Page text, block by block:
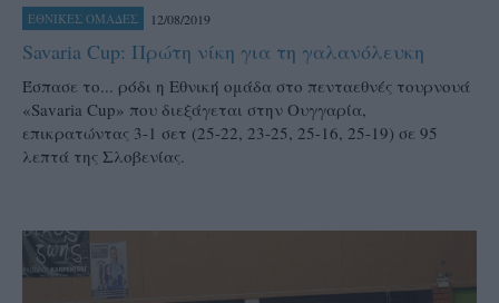
ΕΘΝΙΚΕΣ ΟΜΑΔΕΣ 12/08/2019
Savaria Cup: Πρώτη νίκη για τη γαλανόλευκη
Έσπασε το... ρόδι η Εθνική ομάδα στο πενταεθνές τουρνουά
«Savaria Cup» που διεξάγεται στην Ουγγαρία,
επικρατώντας 3-1 σετ (25-22, 23-25, 25-16, 25-19) σε 95
λεπτά της Σλοβενίας.